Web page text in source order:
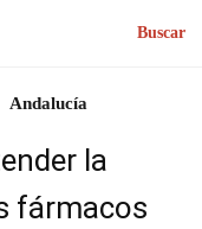
Buscar
Andalucía
la
fármacos